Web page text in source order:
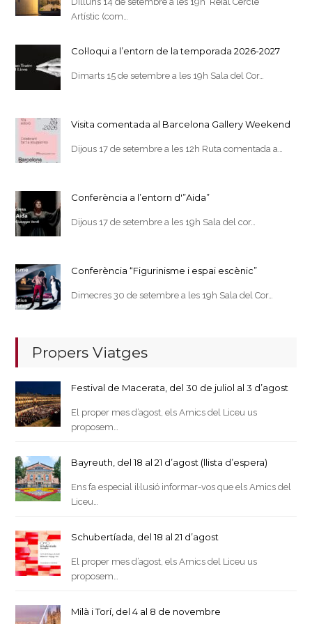
Artístic (com…
Col·loqui a l’entorn de la temporada 2026-2027
Dimarts 15 de setembre a les 19h Sala del Cor…
Visita comentada al Barcelona Gallery Weekend
Dijous 17 de setembre a les 12h Ruta comentada a…
Conferència a l’entorn d'”Aida”
Dijous 17 de setembre a les 19h Sala del cor…
Conferència “Figurinisme i espai escènic”
Dimecres 30 de setembre a les 19h Sala del Cor…
Propers Viatges
Festival de Macerata, del 30 de juliol al 3 d’agost
El proper mes d’agost, els Amics del Liceu us
proposem…
Bayreuth, del 18 al 21 d’agost (llista d’espera)
Ens fa especial il·lusió informar-vos que els Amics del
Liceu…
Schubertíada, del 18 al 21 d’agost
El proper mes d’agost, els Amics del Liceu us
proposem…
Milà i Torí, del 4 al 8 de novembre